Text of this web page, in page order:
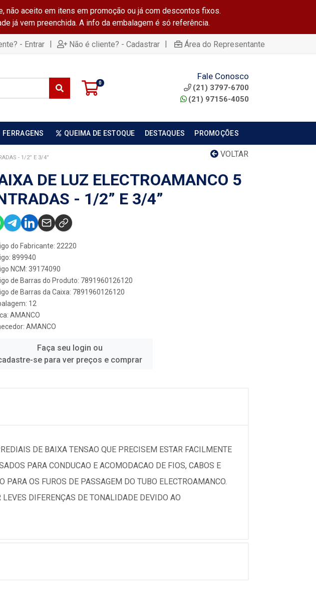
não aceito em itens em promoção ou já com descontos fixos.
já vem preenchida. A info da embalagem é só referência.
- Entrar | Não é cliente? - Cadastrar | Área do Representante
0
Fale Conosco
(21) 3797-6700
(21) 97156-4050
FERRAGENS QUEIMA DE ESTOQUE DESTAQUES PROMOÇÕES
VOLTAR
- 1/2” E 3/4”
DE LUZ ELECTROAMANCO 5
- 1/2” E 3/4”
do Fabricante: 22220
899940
NCM: 39174090
de Barras do Produto: 7891960126120
de Barras da Caixa: 7891960126120
12
AMANCO
AMANCO
Faça seu login ou
se para ver preços e comprar
DE BAIXA TENSAO QUE PRECISEM ESTAR FACILMENTE
PARA CONDUCAO E ACOMODACAO DE FIOS, CABOS E
OS FUROS DE PASSAGEM DO TUBO ELECTROAMANCO.
DIFERENÇAS DE TONALIDADE DEVIDO AO